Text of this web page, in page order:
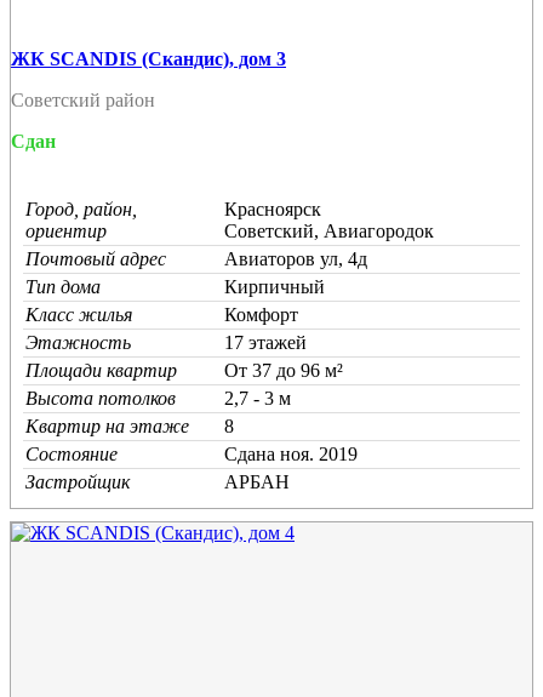
ЖК SCANDIS (Скандис), дом 3
Советский район
Сдан
Город, район,
ориентир
Красноярск
Советский, Авиагородок
Почтовый адрес
Авиаторов ул, 4д
Тип дома
Кирпичный
Класс жилья
Комфорт
Этажность
17 этажей
Площади квартир
От 37 до 96 м²
Высота потолков
2,7 - 3 м
Квартир на этаже
8
Состояние
Cдана ноя. 2019
Застройщик
АРБАН